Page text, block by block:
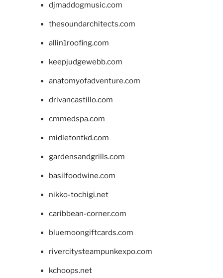
djmaddogmusic.com
thesoundarchitects.com
allin1roofing.com
keepjudgewebb.com
anatomyofadventure.com
drivancastillo.com
cmmedspa.com
midletontkd.com
gardensandgrills.com
basilfoodwine.com
nikko-tochigi.net
caribbean-corner.com
bluemoongiftcards.com
rivercitysteampunkexpo.com
kchoops.net